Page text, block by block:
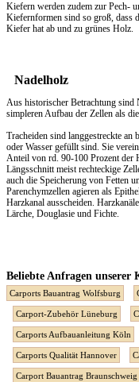
Kiefern werden zudem zur Pech-
Kiefernformen sind so groß, dass
Kiefer hat ab und zu grünes Holz.
Nadelholz
Aus historischer Betrachtung sind
simpleren Aufbau der Zellen als
Tracheiden sind langgestreckte
oder Wasser gefüllt sind. Sie
Anteil von rd. 90-100 Prozent der
Längsschnitt meist rechteckige
auch die Speicherung von Fetten
Parenchymzellen agieren als
Harzkanal ausscheiden.
Lärche, Douglasie und Fichte.
Beliebte Anfragen unserer
Carports Bauantrag Wolfsburg
Carport-Zubehör Lüneburg
Carports Aufbauanleitung Köln
Carports Qualität Hannover
Carport Bauantrag Braunschweig